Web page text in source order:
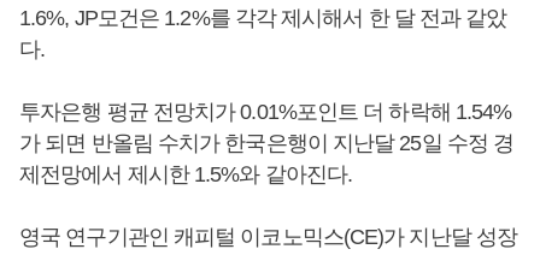
1.6%, JP모건은 1.2%를 각각 제시해서 한 달 전과 같았
다.
투자은행 평균 전망치가 0.01%포인트 더 하락해 1.54%
가 되면 반올림 수치가 한국은행이 지난달 25일 수정 경
제전망에서 제시한 1.5%와 같아진다.
영국 연구기관인 캐피털 이코노믹스(CE)가 지난달 성장